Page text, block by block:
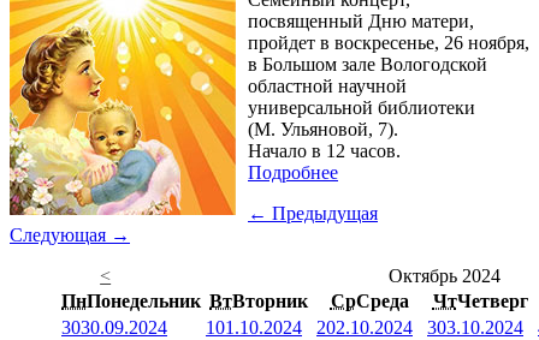
посвященный Дню матери,
пройдет в воскресенье, 26 ноября,
в Большом зале Вологодской
областной научной
универсальной библиотеки
(М. Ульяновой, 7).
Начало в 12 часов.
Подробнее
← Предыдущая
Следующая →
<
Октябрь 2024
ПнПонедельник ВтВторник СрСреда ЧтЧетверг
3030.09.2024 101.10.2024 202.10.2024 303.10.2024